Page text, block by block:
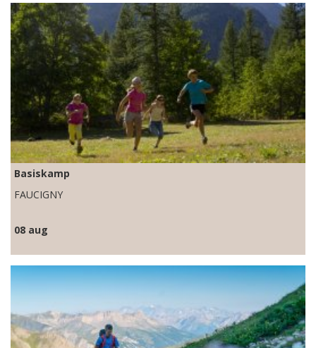
Basiskamp
FAUCIGNY
08 aug